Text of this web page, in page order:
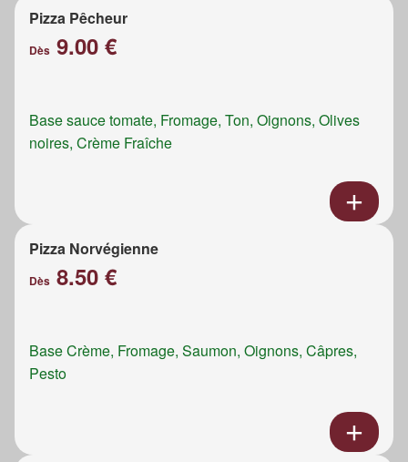
Pizza Pêcheur
Dès 9.00 €
Base sauce tomate, Fromage, Ton, Oignons, Olives
noires, Crème Fraîche
Pizza Norvégienne
Dès 8.50 €
Base Crème, Fromage, Saumon, Oignons, Câpres,
Pesto